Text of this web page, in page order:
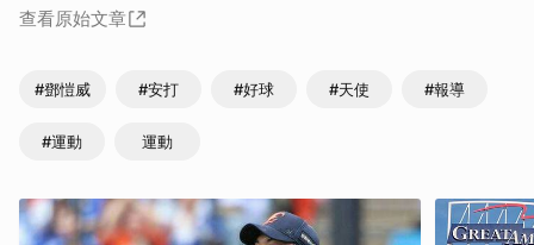
查看原始文章
#鄧愷威 #安打 #好球 #天使 #報導
#運動 運動